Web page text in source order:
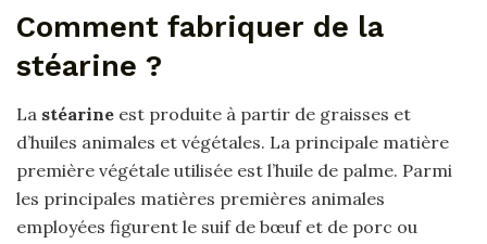
Comment fabriquer de la
stéarine ?
La stéarine est produite à partir de graisses et
d’huiles animales et végétales. La principale matière
première végétale utilisée est l’huile de palme. Parmi
les principales matières premières animales
employées figurent le suif de bœuf et de porc ou